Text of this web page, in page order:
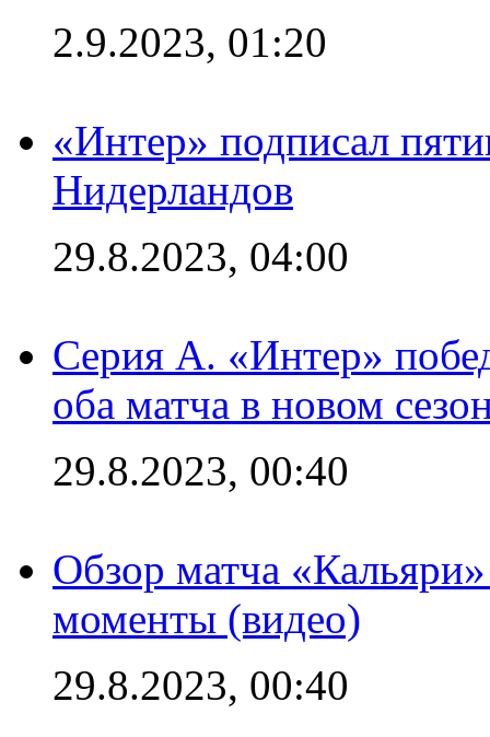
2.9.2023, 01:20
«Интер» подписал
Нидерландов
29.8.2023, 04:00
Серия А. «Интер»
оба матча в новом
29.8.2023, 00:40
Обзор матча
моменты (видео)
29.8.2023, 00:40